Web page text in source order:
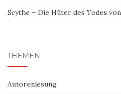
Scythe – Die Hüter des Todes
THEMEN
Autorenlesung